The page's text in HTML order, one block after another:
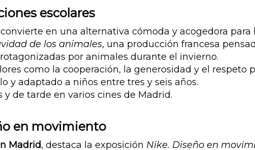
escolares
en una alternativa cómoda y acogedora para
de los animales, una producción francesa
por animales durante el invierno.
como la cooperación, la generosidad y el respeto
y adaptado a niños entre tres y seis años.
de tarde en varios cines de Madrid.
en movimiento
Madrid, destaca la exposición Nike. Diseño en